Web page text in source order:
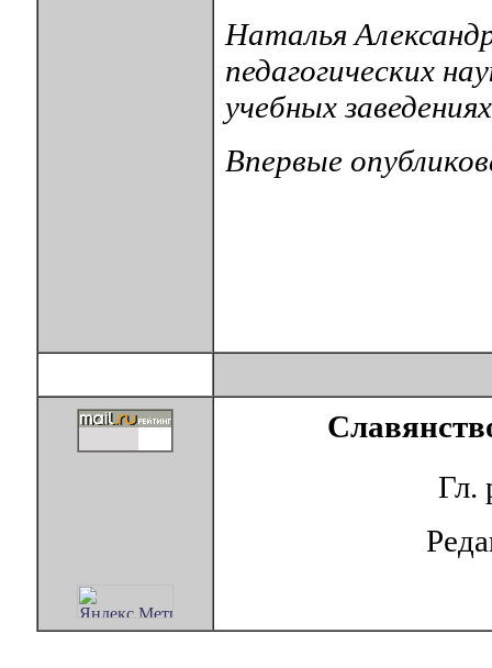
Наталья
педагогических
учебных
Впервые
Гл.